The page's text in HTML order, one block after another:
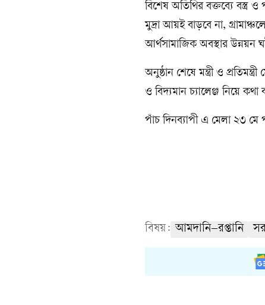
বিশেষ অতিথির বক্তব্যে বস্ত্র
মুদ্রা আয়ই বাড়বে না,
আর্থসামাজিক অবস্থার উন্নয়ন
অনুষ্ঠান শেষে মন্ত্রী ও
ও বিদ্যমান চ্যালেঞ্জ নিয়ে কথা
পাঁচ দিনব্যাপী এ মেলা ২৩ মে
বিষয়: আমদানি–রপ্তানি